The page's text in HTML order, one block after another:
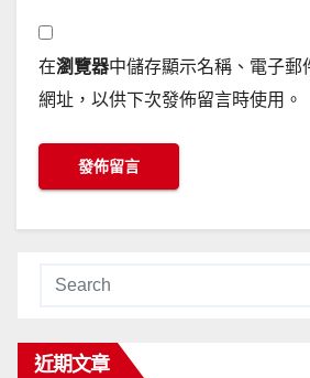
在瀏覽器中儲存顯示名稱、電子郵
網址，以供下次發佈留言時使用。
近期文章